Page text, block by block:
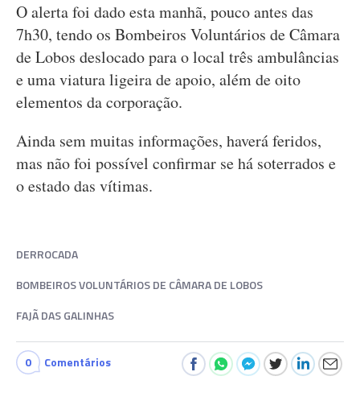
O alerta foi dado esta manhã, pouco antes das
7h30, tendo os Bombeiros Voluntários de Câmara
de Lobos deslocado para o local três ambulâncias
e uma viatura ligeira de apoio, além de oito
elementos da corporação.
Ainda sem muitas informações, haverá feridos,
mas não foi possível confirmar se há soterrados e
o estado das vítimas.
DERROCADA
BOMBEIROS VOLUNTÁRIOS DE CÂMARA DE LOBOS
FAJÃ DAS GALINHAS
0 Comentários